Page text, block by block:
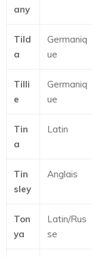
any
Tild
a
Germaniq
ue
Tilli
e
Germaniq
ue
Tin
a
Latin
Tin
sley
Anglais
Ton
ya
Latin/Rus
se